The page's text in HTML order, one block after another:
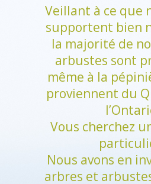
Veillant à ce que
supportent bien
la majorité de
arbustes sont
même à la
proviennent du
Vous cherchez
Nous avons en
arbres et